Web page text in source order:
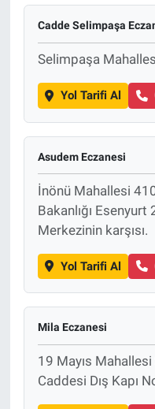
Cadde Selimpaşa
Selimpaşa
Yol Tarifi Al
Asudem Eczanesi
İnönü Mahallesi
Bakanlığı Esenyurt
Merkezinin karşısı.
Yol Tarifi Al
Mila Eczanesi
19 Mayıs
Caddesi Dış Kapı
Sağlık
Spor
Yaşam
Tarım